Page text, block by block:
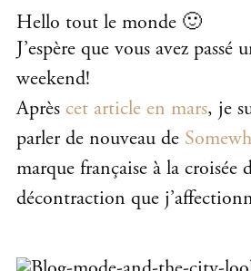
Hello tout le monde 🙂
J’espère que vous avez passé
weekend!
Après cet article en mars, je
parler de nouveau de
marque française à la croisée
décontraction que